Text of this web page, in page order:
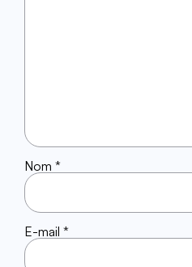
Nom *
E-mail *